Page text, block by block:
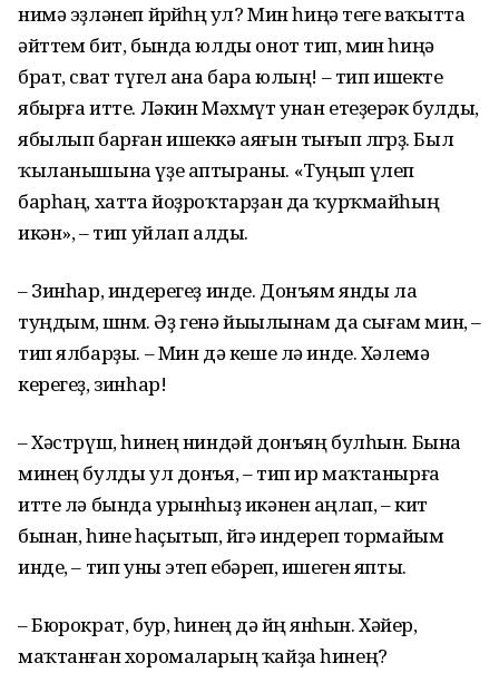
нимә эҙләнеп йөрөйһөң ул? Мин һиңә теге ваҡытта
әйттем бит, бында юлды онот тип, мин һиңә
брат, сват түгел ана бара юлың! – тип ишекте
ябырға итте. Ләкин Мәхмүт унан етеҙерәк булды,
ябылып барған ишеккә аяғын тығып өлгөрҙө. Был
ҡыланышына үҙе аптыраны. «Туңып үлеп
барһаң, хатта йоҙроҡтарҙан да ҡурҡмайһың
икән», – тип уйлап алды.
– Зинһар, индерегеҙ инде. Донъям янды ла
туңдым, өшөнөм. Әҙ генә йыылынам да сығам мин, –
тип ялбарҙы. – Мин дә кеше лә инде. Хәлемә
керегеҙ, зинһар!
– Хәстрүш, һинең ниндәй донъяң булһын. Бына
минең булды ул донъя, – тип ир маҡтанырға
итте лә бында урынһыҙ икәнен аңлап, – кит
бынан, һине һаҫытып, өйгә индереп тормайым
инде, – тип уны этеп ебәреп, ишеген япты.
– Бюрократ, бур, һинең дә өйөң янһын. Хәйер,
маҡтанған хоромаларың ҡайҙа һинең?